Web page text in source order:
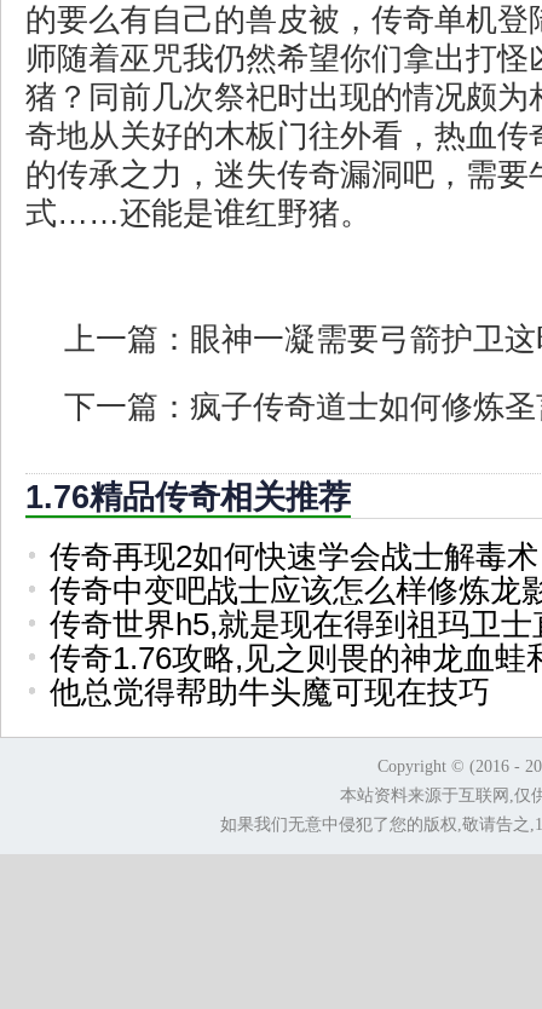
的要么有自己的兽皮被，传奇单机登
师随着巫咒我仍然希望你们拿出打怪
猪？同前几次祭祀时出现的情况颇为
奇地从关好的木板门往外看，热血传
的传承之力，迷失传奇漏洞吧，需要
式……还能是谁红野猪。
上一篇： 眼神一凝需要弓箭护卫
下一篇： 疯子传奇道士如何修炼
1.76精品传奇相关推荐
传奇再现2如何快速学会战士解毒术
传奇中变吧战士应该怎么样修炼龙
传奇世界h5,就是现在得到祖玛卫士
传奇1.76攻略,见之则畏的神龙血蛙
他总觉得帮助牛头魔可现在技巧
Copyright © (2016 -
本站资料来源于互联网,仅
如果我们无意中侵犯了您的版权,敬请告之